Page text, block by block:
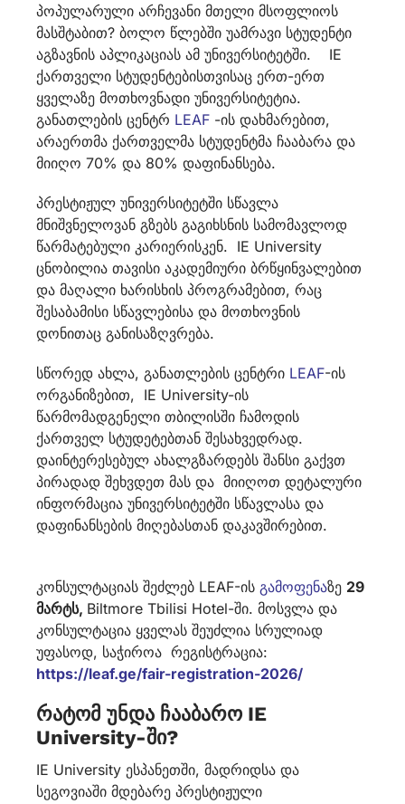
პოპულარული არჩევანი მთელი მსოფლიოს
მასშტაბით? ბოლო წლებში უამრავი სტუდენტი
აგზავნის აპლიკაციას ამ უნივერსიტეტში. IE
ქართველი სტუდენტებისთვისაც ერთ-ერთ
ყველაზე მოთხოვნადი უნივერსიტეტია.
განათლების ცენტრ LEAF -ის დახმარებით,
არაერთმა ქართველმა სტუდენტმა ჩააბარა და
მიიღო 70% და 80% დაფინანსება.
პრესტიჟულ უნივერსიტეტში სწავლა
მნიშვნელოვან გზებს გაგიხსნის სამომავლოდ
წარმატებული კარიერისკენ. IE University
ცნობილია თავისი აკადემიური ბრწყინვალებით
და მაღალი ხარისხის პროგრამებით, რაც
შესაბამისი სწავლებისა და მოთხოვნის
დონითაც განისაზღვრება.
სწორედ ახლა, განათლების ცენტრი LEAF-ის
ორგანიზებით, IE University-ის
წარმომადგენელი თბილისში ჩამოდის
ქართველ სტუდეტებთან შესახვედრად.
დაინტერესებულ ახალგზარდებს შანსი გაქვთ
პირადად შეხვდეთ მას და მიიღოთ დეტალური
ინფორმაცია უნივერსიტეტში სწავლასა და
დაფინანსების მიღებასთან დაკავშირებით.
კონსულტაციას შეძლებ LEAF-ის გამოფენაზე 29
მარტს, Biltmore Tbilisi Hotel-ში. მოსვლა და
კონსულტაცია ყველას შეუძლია სრულიად
უფასოდ, საჭიროა რეგისტრაცია:
https://leaf.ge/fair-registration-2026/
რატომ უნდა ჩააბარო IE
University-ში?
IE University ესპანეთში, მადრიდსა და
სეგოვიაში მდებარე პრესტიჟული